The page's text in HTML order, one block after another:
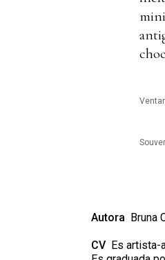
Autora Bruna
CV Es artista-